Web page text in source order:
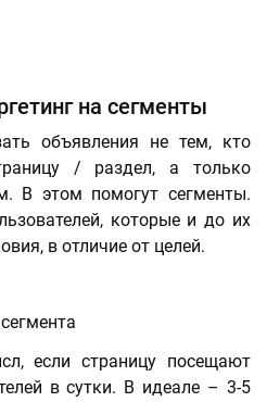
на сегменты
объявления не тем, кто
/ раздел, а только
В этом помогут сегменты.
которые и до их
в отличие от целей.
если страницу посещают
в сутки. В идеале – 3-5